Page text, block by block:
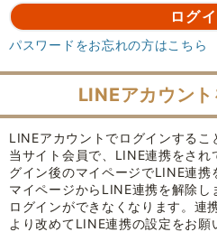
パスワードをお忘れの方はこちら
LINEアカウン
LINEアカウントでログインするこ
当サイト会員で、LINE連携をされ
グイン後のマイページでLINE連携
マイページからLINE連携を解除
ログインができなくなります。連
より改めてLINE連携の設定をお願